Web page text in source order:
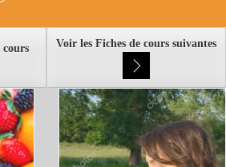
Voir les Fiches de cours suivantes